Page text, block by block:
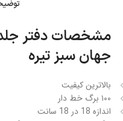
مشخصات دفتر
جهان سبز تیره
بالاترین کیفیت
۱۰۰ برگ خط دار
اندازه 18 در 18 سانت